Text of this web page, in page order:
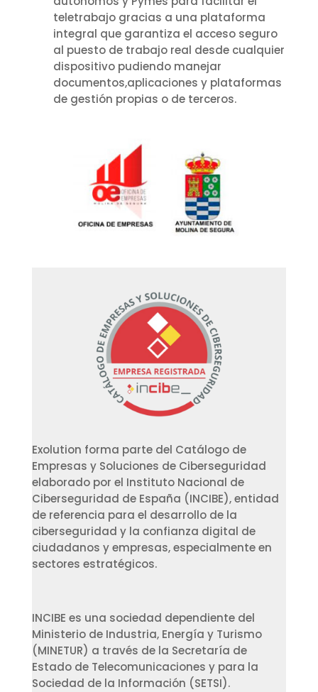
teletrabajo gracias a una plataforma
integral que garantiza el acceso seguro
al puesto de trabajo real desde cualquier
dispositivo pudiendo manejar
documentos,aplicaciones y plataformas
de gestión propias o de terceros.
Exolution forma parte del Catálogo de
Empresas y Soluciones de Ciberseguridad
elaborado por el Instituto Nacional de
Ciberseguridad de España (INCIBE), entidad
de referencia para el desarrollo de la
ciberseguridad y la confianza digital de
ciudadanos y empresas, especialmente en
sectores estratégicos.
INCIBE es una sociedad dependiente del
Ministerio de Industria, Energía y Turismo
(MINETUR) a través de la Secretaría de
Estado de Telecomunicaciones y para la
Sociedad de la Información (SETSI).